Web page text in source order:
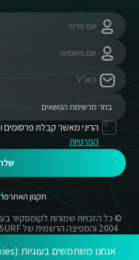
הריני מאשר קבלת פרסומים
הפרטיות
תקנון האתר
מסחריים אשר בשימוש באתר זה
רשומים של